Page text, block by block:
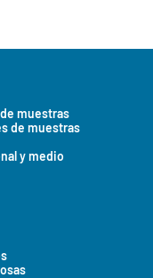
muestras
de muestras
y medio